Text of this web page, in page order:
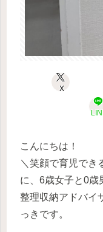
X
こんにちは！
＼笑顔で育児でき
に、6歳女子と0歳
整理収納アドバイ
っきです。